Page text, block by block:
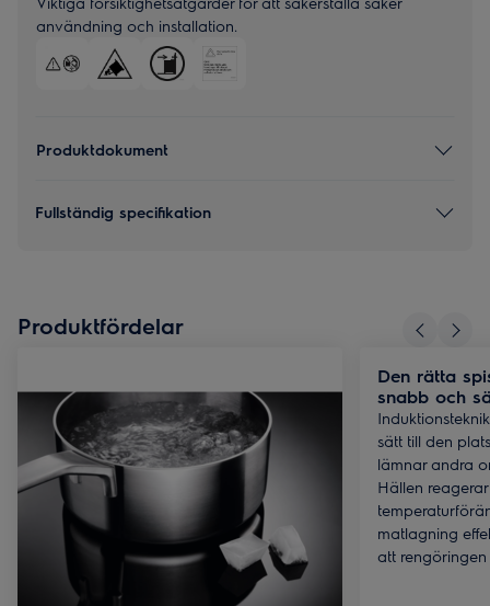
användning och installation.
Produktdokument
Fullständig specifikation
Produktfördelar
Den rätta
snabb och
sätt till den
lämnar andra
Hällen
matlagning
att rengöringen